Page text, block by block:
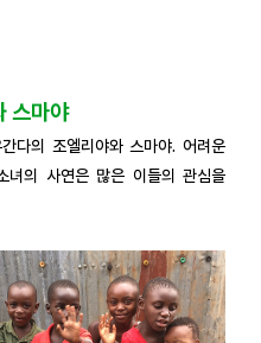
스마야
다의 조엘리야와 스마야. 어려운
녀의 사연은 많은 이들의 관심을